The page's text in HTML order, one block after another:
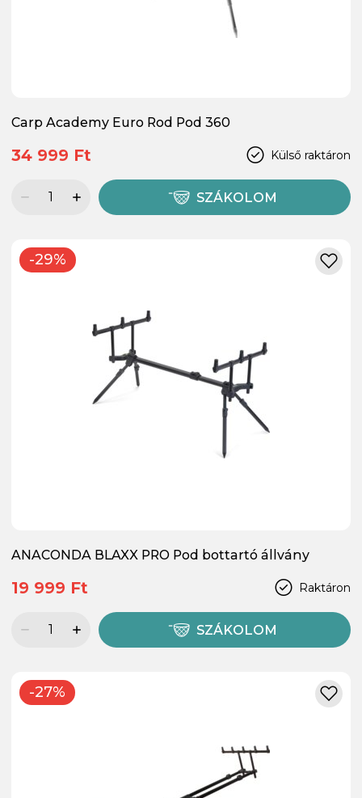
Carp Academy Euro Rod Pod 360
Külső raktáron
34 999 Ft
SZÁKOLOM
-29%
ANACONDA BLAXX PRO Pod bottartó állvány
Raktáron
19 999 Ft
SZÁKOLOM
-27%